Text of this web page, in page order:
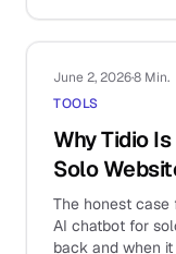
June 2, 2026·8 Min.
TOOLS
Why Tidio
Solo
The honest
AI chatbot for
back and when